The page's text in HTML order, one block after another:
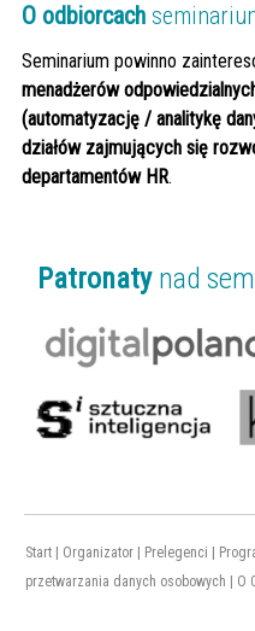
O odbiorcach
Seminarium powinno
menadżerów
(automatyzację / analitykę
działów zajmujących się
departamentów HR.
Patronaty nad
Start | Organizator | Prelegenci |
przetwarzania danych osobowych | O